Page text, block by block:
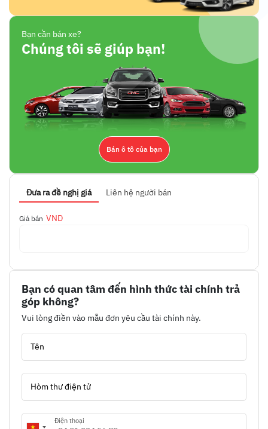
Bạn cần bán xe?
Chúng tôi sẽ giúp bạn!
Bán ô tô của bạn
Đưa ra đề nghị giá Liên hệ người bán
Giá bán VND
Bạn có quan tâm đến hình thức tài chính trả
góp không?
Vui lòng điền vào mẫu đơn yêu cầu tài chính này.
Tên
Hòm thư điện tử
Điện thoại